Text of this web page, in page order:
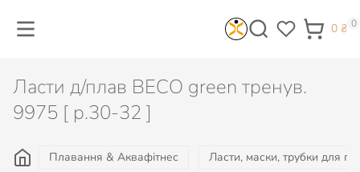
0 ₴ 0
Ласти д/плав BECO green тренув.
9975 [ р.30-32 ]
Плавання & Аквафітнес Ласти, маски, трубки для